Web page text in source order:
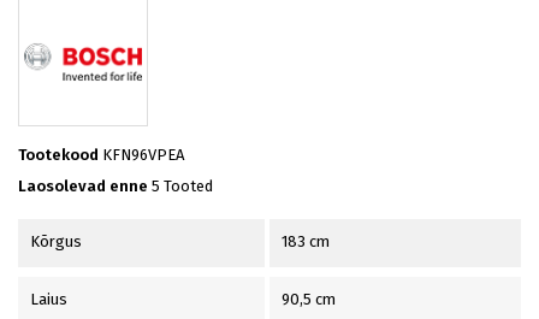
Tootekood KFN96VPEA
Laosolevad enne 5 Tooted
Kõrgus 183 cm
Laius 90,5 cm